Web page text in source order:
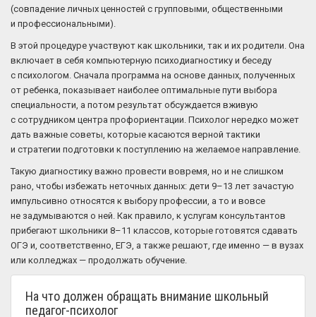
(совпадение личных ценностей с групповыми, общественными
и профессиональными).
В этой процедуре участвуют как школьники, так и их родители. Она
включает в себя компьютерную психодиагностику и беседу
с психологом. Сначала программа на основе данных, полученных
от ребенка, показывает наиболее оптимальные пути выбора
специальности, а потом результат обсуждается вживую
с сотрудником центра профориентации. Психолог нередко может
дать важные советы, которые касаются верной тактики
и стратегии подготовки к поступлению на желаемое направление.
Такую диагностику важно провести вовремя, но и не слишком
рано, чтобы избежать неточных данных: дети 9–13 лет зачастую
импульсивно относятся к выбору профессии, а то и вовсе
не задумываются о ней. Как правило, к услугам консультантов
прибегают школьники 8–11 классов, которые готовятся сдавать
ОГЭ и, соответственно, ЕГЭ, а также решают, где именно — в вузах
или колледжах — продолжать обучение.
На что должен обращать внимание школьный
педагог-психолог